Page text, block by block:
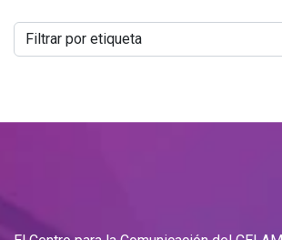
Filtrar por etiqueta